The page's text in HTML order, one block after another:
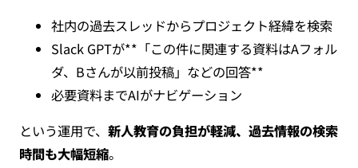
社内の過去スレッドからプロジェクト経緯を検索
Slack GPTが**「この件に関連する資料はAフォル
ダ、Bさんが以前投稿」などの回答**
必要資料までAIがナビゲーション
という運用で、 新人教育の負担が軽減、過去情報の検索
時間も大幅短縮。